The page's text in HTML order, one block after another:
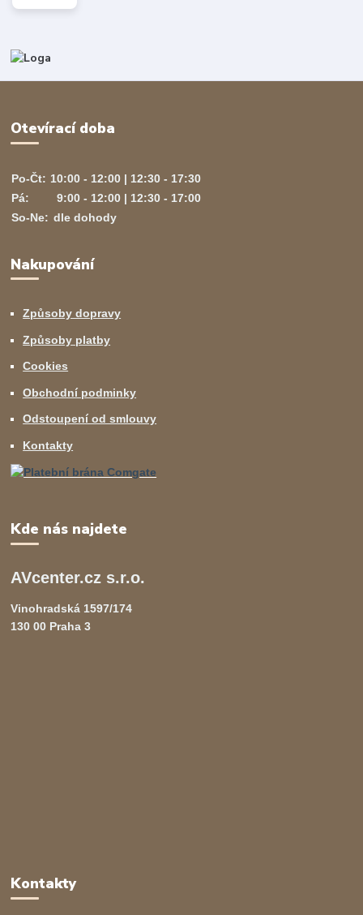
Otevírací doba
Po-Čt: 10:00 - 12:00 | 12:30 - 17:30
Pá:
9:00 - 12:00 | 12:30 - 17:00
So-Ne: dle dohody
Nakupování
Způsoby dopravy
Způsoby platby
Cookies
Obchodní podminky
Odstoupení od smlouvy
Kontakty
Kde nás najdete
AVcenter.cz s.r.o.
Vinohradská 1597/174
130 00 Praha 3
Kontakty